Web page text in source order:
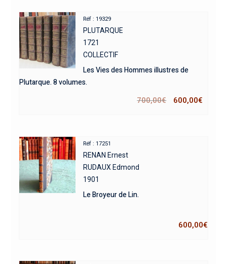
Réf : 19329
PLUTARQUE
1721
COLLECTIF
Les Vies des Hommes illustres de
Plutarque. 8 volumes.
700,00€ 600,00€
Réf : 17251
RENAN Ernest
RUDAUX Edmond
1901
Le Broyeur de Lin.
600,00€